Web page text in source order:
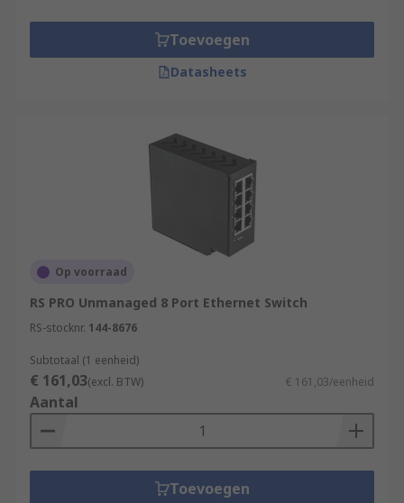
Toevoegen
Datasheets
Op voorraad
RS PRO Unmanaged 8 Port Ethernet Switch
RS-stocknr. 144-8676
Subtotaal (1 eenheid)
€ 161,03(excl. BTW) € 161,03/eenheid
Aantal
Toevoegen